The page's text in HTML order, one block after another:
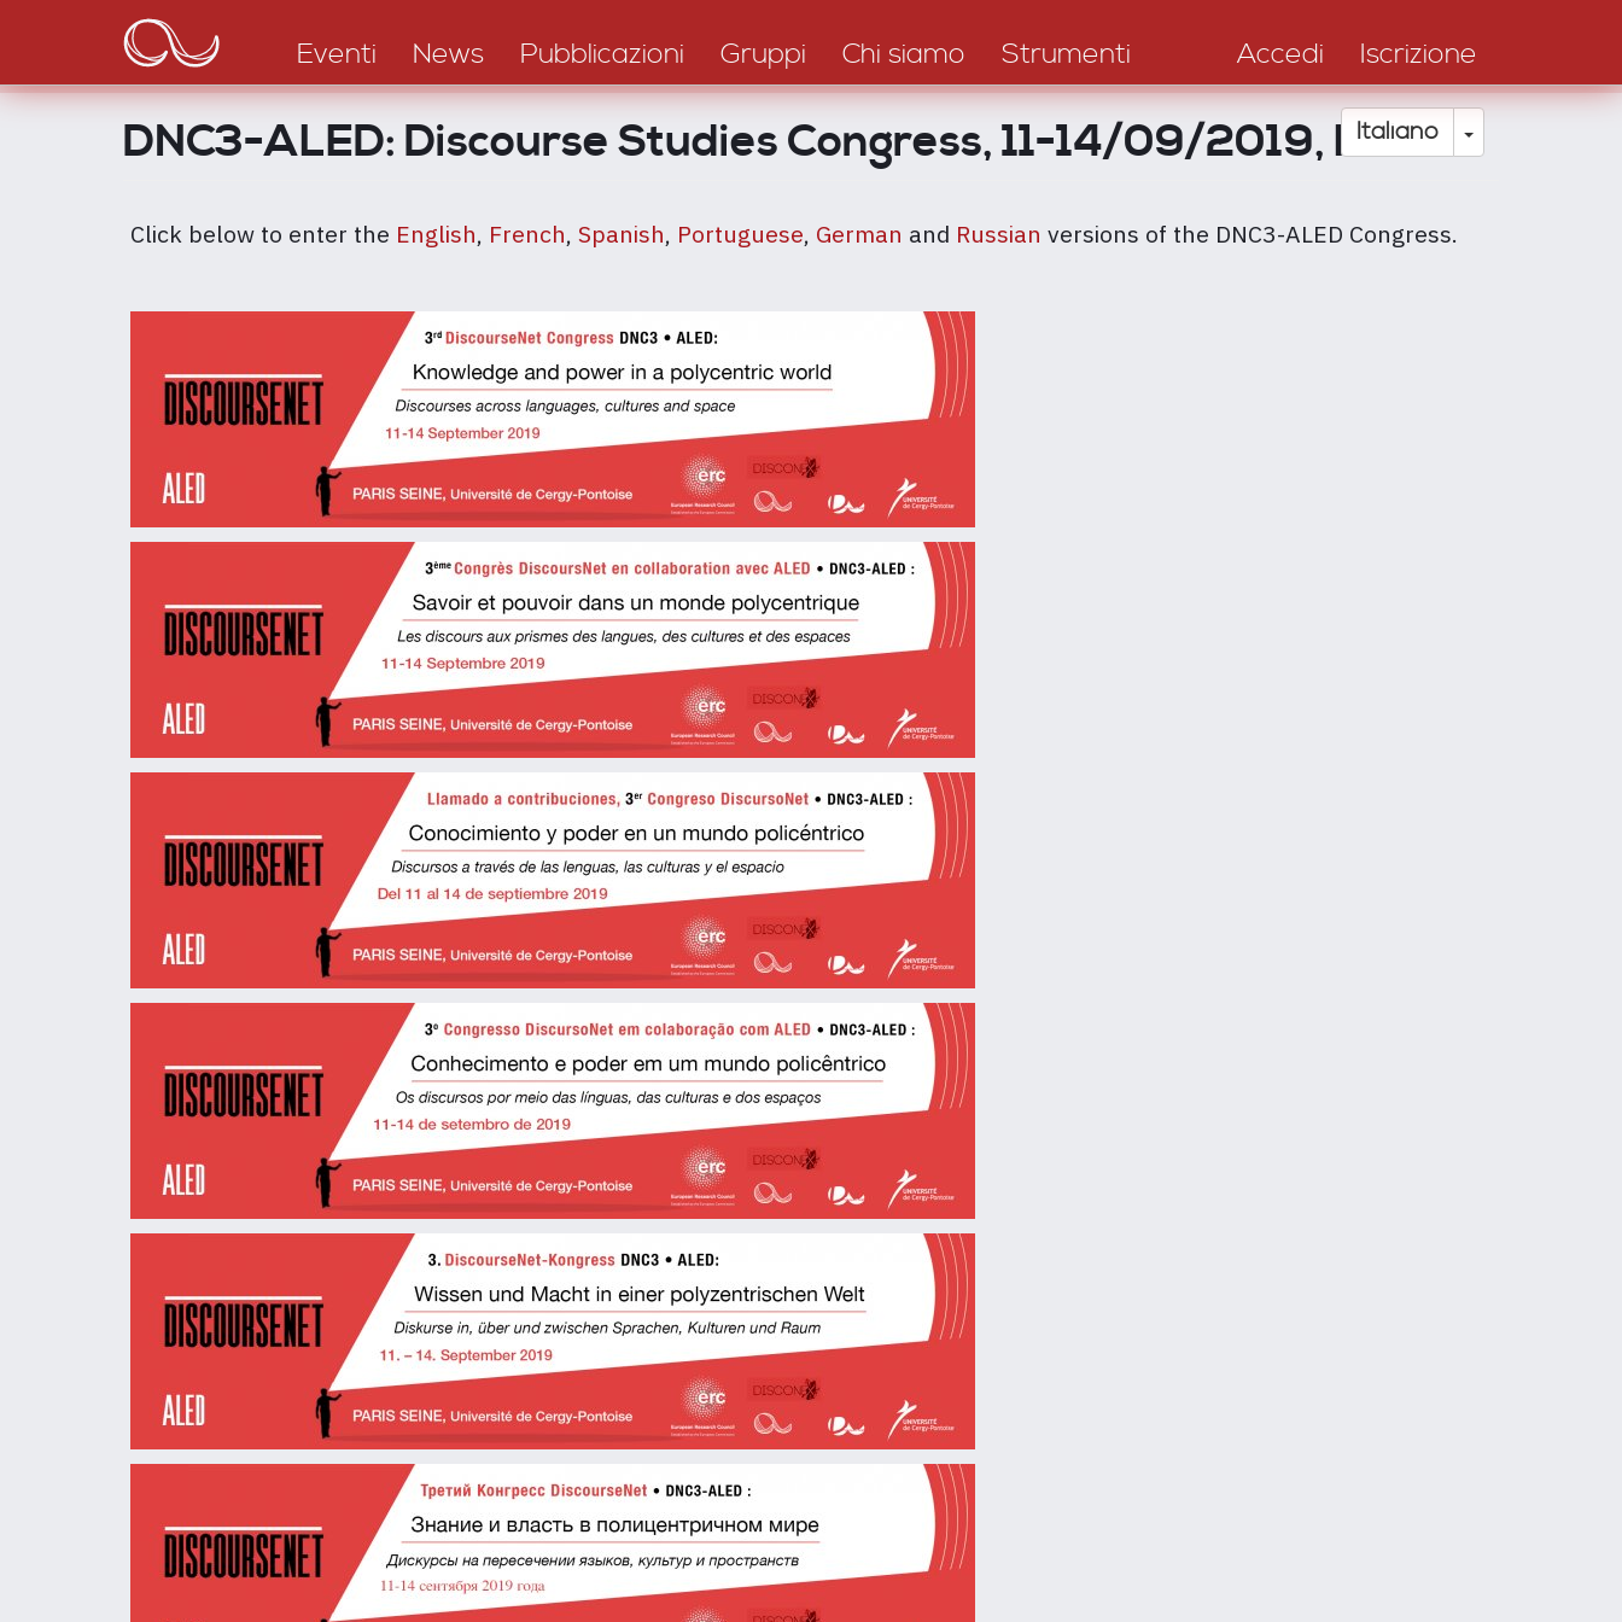
contenuto
navigation
Eventi News Pubblicazioni Gruppi Chi siamo Strumenti Accedi Iscrizione
Italiano Toggle
DNC3-ALED: Discourse Studies Congress, 11-14/09/2019, Paris
Click below to enter the English, French, Spanish, Portuguese, German and Russian versions of the DNC3-ALED Congress.